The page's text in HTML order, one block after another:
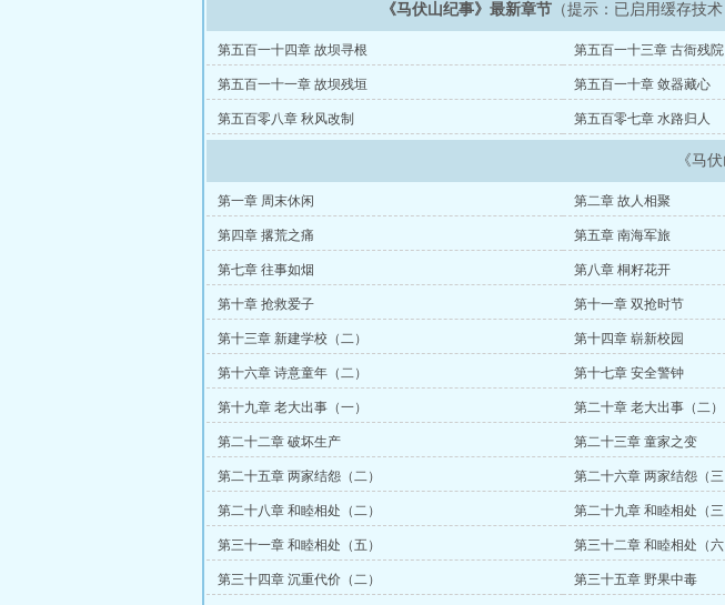
《马伏山纪事》最新章节 （提示：已启用缓存技
第五百一十四章 故坝寻根 第五百一十三章 古衙残院
第五百一十一章 故坝残垣 第五百一十章 敛器藏心
第五百零八章 秋风改制 第五百零七章 水路归人
《马
第一章 周末休闲 第二章 故人相聚
第四章 撂荒之痛 第五章 南海军旅
第七章 往事如烟 第八章 桐籽花开
第十章 抢救爱子 第十一章 双抢时节
第十三章 新建学校（二） 第十四章 崭新校园
第十六章 诗意童年（二） 第十七章 安全警钟
第十九章 老大出事（一） 第二十章 老大出事（二）
第二十二章 破坏生产 第二十三章 童家之变
第二十五章 两家结怨（二） 第二十六章 两家结怨（三
第二十八章 和睦相处（二） 第二十九章 和睦相处（三
第三十一章 和睦相处（五） 第三十二章 和睦相处（六
第三十四章 沉重代价（二） 第三十五章 野果中毒